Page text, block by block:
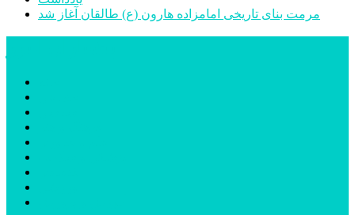
مرمت بنای تاریخی امامزاده هارون (ع) طالقان آغاز شد